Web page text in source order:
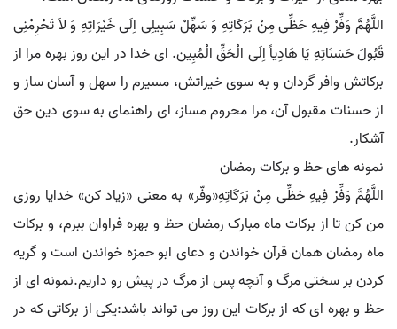
اللَّهُمَّ وَفِّرْ فِیهِ حَظِّی مِنْ بَرَکَاتِهِ وَ سَهِّلْ سَبِیلِی اِلَی خَیْرَاتِهِ وَ لاَ تَحْرِمْنِی
قَبُولَ حَسَنَاتِهِ یَا هَادِیاً اِلَی الْحَقِّ الْمُبِین. ای خدا در این روز بهره مرا از
برکاتش وافر گردان و به سوی خیراتش، مسیرم را سهل و آسان ساز و
از حسنات مقبول آن، مرا محروم مساز، ای راهنمای به سوی دین حق
آشکار.
نمونه های حظ و برکات رمضان
اللَّهُمَّ وَفِّرْ فِیهِ حَظِّی مِنْ بَرَکَاتِهِ«وفّر» به معنی «زیاد کن» خدایا روزی
من کن تا از برکات ماه مبارک رمضان حظ و بهره فراوان ببرم، و برکات
ماه رمضان همان قرآن خواندن و دعای ابو حمزه خواندن است و گریه
کردن بر سختی مرگ و آنچه پس از مرگ در پیش رو داریم.نمونه ای از
حظ و بهره ای که از برکات این روز می تواند باشد:یکی از برکاتی که در